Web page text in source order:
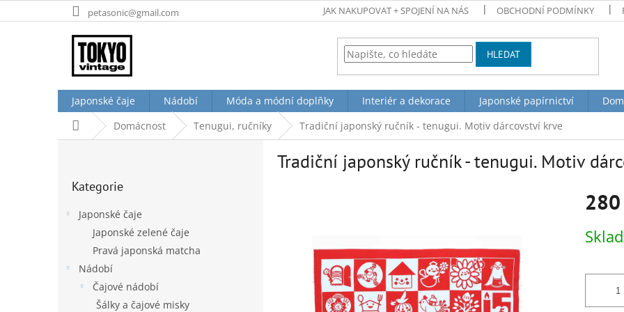
na
petasonic@gmail.com JAK NAKUPOVAT + SPOJENÍ NA NÁS OBCHODNÍ PODMÍNKY
HLEDAT
Japonské čaje Nádobí Móda a módní doplňky Interiér a dekorace Japonské papírnictví
Domů Domácnost Tenugui, ručníky Tradiční japonský ručník - tenugui. Motiv dárcovství krve
kategorie
Kategorie
Japonské čaje
Japonské zelené čaje
Pravá japonská matcha
Nádobí
Čajové nádobí
Šálky a čajové misky
Tradiční japonský ručník - tenugui. Motiv
cena: